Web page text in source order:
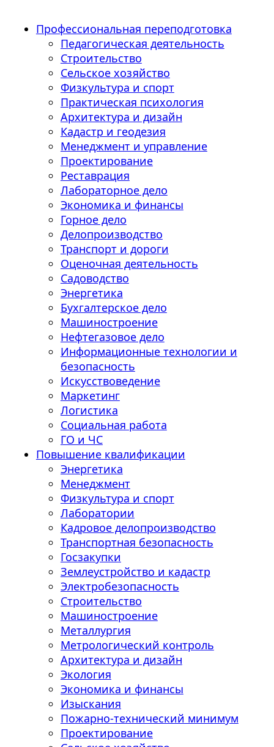
Профессиональная переподготовка
Педагогическая деятельность
Строительство
Сельское хозяйство
Физкультура и спорт
Практическая психология
Архитектура и дизайн
Кадастр и геодезия
Менеджмент и управление
Проектирование
Реставрация
Лабораторное дело
Экономика и финансы
Горное дело
Делопроизводство
Транспорт и дороги
Оценочная деятельность
Садоводство
Энергетика
Бухгалтерское дело
Машиностроение
Нефтегазовое дело
Информационные технологии и
безопасность
Искусствоведение
Маркетинг
Логистика
Социальная работа
ГО и ЧС
Повышение квалификации
Энергетика
Менеджмент
Физкультура и спорт
Лаборатории
Кадровое делопроизводство
Транспортная безопасность
Госзакупки
Землеустройство и кадастр
Электробезопасность
Строительство
Машиностроение
Металлургия
Метрологический контроль
Архитектура и дизайн
Экология
Экономика и финансы
Изыскания
Пожарно-технический минимум
Проектирование